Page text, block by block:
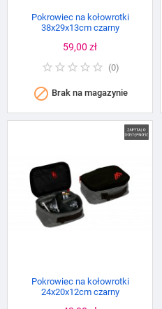
Pokrowiec na kołowrotki
38x29x13cm czarny
Cena
59,00 zł
(0)
 Brak na magazynie
Pokrowiec na kołowrotki
24x20x12cm czarny